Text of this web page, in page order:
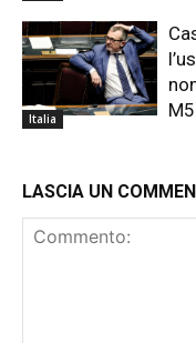
Italia
LASCIA UN